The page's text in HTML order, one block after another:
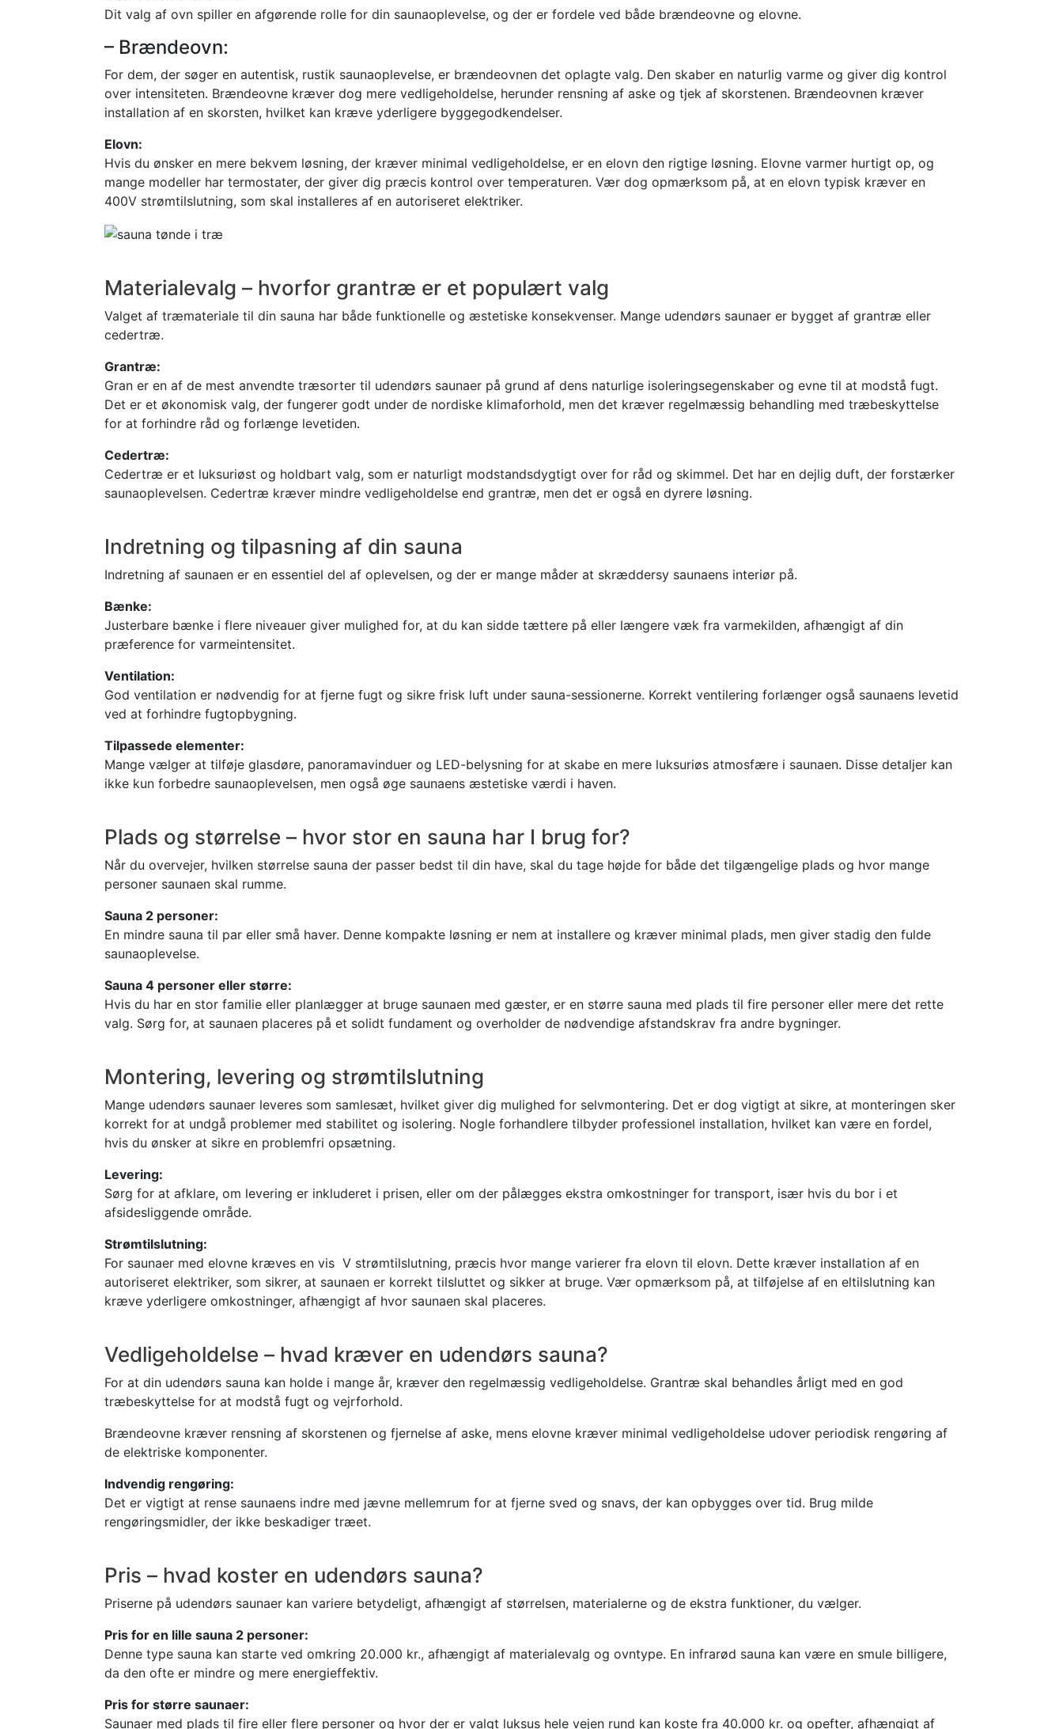
Dit valg af ovn spiller en afgørende rolle for din saunaoplevelse, og der er fordele ved både brændeovne og elovne.
– Brændeovn:
For dem, der søger en autentisk, rustik saunaoplevelse, er brændeovnen det oplagte valg. Den skaber en naturlig varme og giver dig kontrol
over intensiteten. Brændeovne kræver dog mere vedligeholdelse, herunder rensning af aske og tjek af skorstenen. Brændeovnen kræver
installation af en skorsten, hvilket kan kræve yderligere byggegodkendelser.
Elovn:
Hvis du ønsker en mere bekvem løsning, der kræver minimal vedligeholdelse, er en elovn den rigtige løsning. Elovne varmer hurtigt op, og
mange modeller har termostater, der giver dig præcis kontrol over temperaturen. Vær dog opmærksom på, at en elovn typisk kræver en
400V strømtilslutning, som skal installeres af en autoriseret elektriker.
Materialevalg – hvorfor grantræ er et populært valg
Valget af træmateriale til din sauna har både funktionelle og æstetiske konsekvenser. Mange udendørs saunaer er bygget af grantræ eller
cedertræ.
Grantræ:
Gran er en af de mest anvendte træsorter til udendørs saunaer på grund af dens naturlige isoleringsegenskaber og evne til at modstå fugt.
Det er et økonomisk valg, der fungerer godt under de nordiske klimaforhold, men det kræver regelmæssig behandling med træbeskyttelse
for at forhindre råd og forlænge levetiden.
Cedertræ:
Cedertræ er et luksuriøst og holdbart valg, som er naturligt modstandsdygtigt over for råd og skimmel. Det har en dejlig duft, der forstærker
saunaoplevelsen. Cedertræ kræver mindre vedligeholdelse end grantræ, men det er også en dyrere løsning.
Indretning og tilpasning af din sauna
Indretning af saunaen er en essentiel del af oplevelsen, og der er mange måder at skræddersy saunaens interiør på.
Bænke:
Justerbare bænke i flere niveauer giver mulighed for, at du kan sidde tættere på eller længere væk fra varmekilden, afhængigt af din
præference for varmeintensitet.
Ventilation:
God ventilation er nødvendig for at fjerne fugt og sikre frisk luft under sauna-sessionerne. Korrekt ventilering forlænger også saunaens levetid
ved at forhindre fugtopbygning.
Tilpassede elementer:
Mange vælger at tilføje glasdøre, panoramavinduer og LED-belysning for at skabe en mere luksuriøs atmosfære i saunaen. Disse detaljer kan
ikke kun forbedre saunaoplevelsen, men også øge saunaens æstetiske værdi i haven.
Plads og størrelse – hvor stor en sauna har I brug for?
Når du overvejer, hvilken størrelse sauna der passer bedst til din have, skal du tage højde for både det tilgængelige plads og hvor mange
personer saunaen skal rumme.
Sauna 2 personer:
En mindre sauna til par eller små haver. Denne kompakte løsning er nem at installere og kræver minimal plads, men giver stadig den fulde
saunaoplevelse.
Sauna 4 personer eller større:
Hvis du har en stor familie eller planlægger at bruge saunaen med gæster, er en større sauna med plads til fire personer eller mere det rette
valg. Sørg for, at saunaen placeres på et solidt fundament og overholder de nødvendige afstandskrav fra andre bygninger.
Montering, levering og strømtilslutning
Mange udendørs saunaer leveres som samlesæt, hvilket giver dig mulighed for selvmontering. Det er dog vigtigt at sikre, at monteringen sker
korrekt for at undgå problemer med stabilitet og isolering. Nogle forhandlere tilbyder professionel installation, hvilket kan være en fordel,
hvis du ønsker at sikre en problemfri opsætning.
Levering:
Sørg for at afklare, om levering er inkluderet i prisen, eller om der pålægges ekstra omkostninger for transport, især hvis du bor i et
afsidesliggende område.
Strømtilslutning:
For saunaer med elovne kræves en vis V strømtilslutning, præcis hvor mange varierer fra elovn til elovn. Dette kræver installation af en
autoriseret elektriker, som sikrer, at saunaen er korrekt tilsluttet og sikker at bruge. Vær opmærksom på, at tilføjelse af en eltilslutning kan
kræve yderligere omkostninger, afhængigt af hvor saunaen skal placeres.
Vedligeholdelse – hvad kræver en udendørs sauna?
For at din udendørs sauna kan holde i mange år, kræver den regelmæssig vedligeholdelse. Grantræ skal behandles årligt med en god
træbeskyttelse for at modstå fugt og vejrforhold.
Brændeovne kræver rensning af skorstenen og fjernelse af aske, mens elovne kræver minimal vedligeholdelse udover periodisk rengøring af
de elektriske komponenter.
Indvendig rengøring:
Det er vigtigt at rense saunaens indre med jævne mellemrum for at fjerne sved og snavs, der kan opbygges over tid. Brug milde
rengøringsmidler, der ikke beskadiger træet.
Pris – hvad koster en udendørs sauna?
Priserne på udendørs saunaer kan variere betydeligt, afhængigt af størrelsen, materialerne og de ekstra funktioner, du vælger.
Pris for en lille sauna 2 personer:
Denne type sauna kan starte ved omkring 20.000 kr., afhængigt af materialevalg og ovntype. En infrarød sauna kan være en smule billigere,
da den ofte er mindre og mere energieffektiv.
Pris for større saunaer:
Saunaer med plads til fire eller flere personer og hvor der er valgt luksus hele vejen rund kan koste fra 40.000 kr. og opefter, afhængigt af